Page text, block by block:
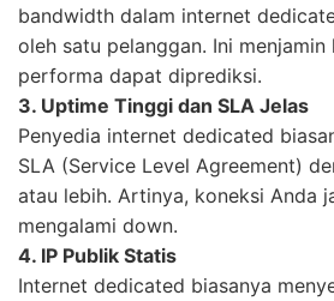
bandwidth dalam internet
oleh satu pelanggan. Ini
performa dapat diprediksi.
3. Uptime Tinggi dan SLA Jelas
Penyedia internet dedicated
SLA (Service Level Agreement)
atau lebih. Artinya, koneksi Anda
mengalami down.
4. IP Publik Statis
Internet dedicated biasanya